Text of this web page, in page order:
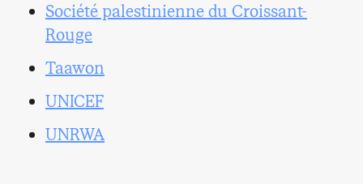
Société palestinienne du Croissant-
Rouge
Taawon
UNICEF
UNRWA